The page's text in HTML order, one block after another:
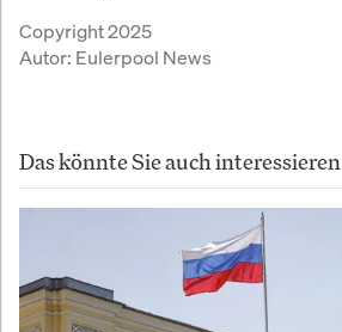
Copyright 2025
Autor: Eulerpool News
Das könnte Sie auch interessieren